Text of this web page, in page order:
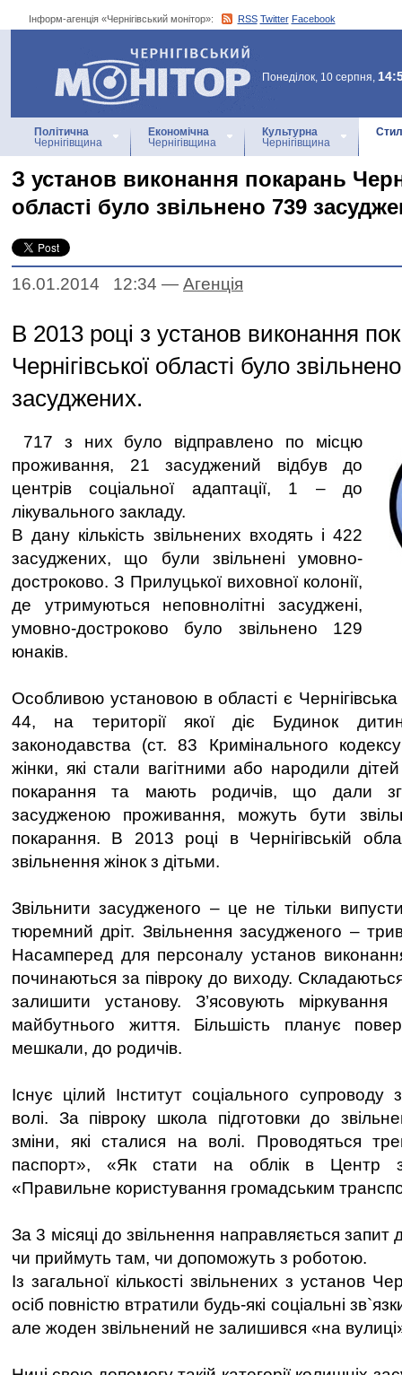
Інформ-агенція «Чернігівський монітор»: RSS Twitter Facebook
Інформ-агенція
«Чернігівський монітор»
Понеділок, 10 серпня,
Політична
Чернігівщина
Економічна
Чернігівщина
Культурна
Чернігівщина
З установ виконання покарань
області було звільнено 739
16.01.2014 12:34 — Агенцiя
В 2013 році з установ виконання
Чернігівської області було
засуджених.
717 з них було відправлено по місцю
проживання, 21 засуджений відбув до
центрів соціальної адаптації, 1 – до
лікувального закладу.
В дану кількість звільнених входять і 422
засуджених, що були звільнені умовно-
достроково. З Прилуцької виховної колонії,
де утримуються неповнолітні засуджені,
умовно-достроково було звільнено 129
юнаків.
Особливою установою в області є
44, на території якої діє Будинок
законодавства (ст. 83 Кримінального
жінки, які стали вагітними або народили
покарання та мають родичів, що дали
засудженою проживання, можуть бути
покарання. В 2013 році в Чернігівській
звільнення жінок з дітьми.
Звільнити засудженого – це не тільки
тюремний дріт. Звільнення засудженого –
Насамперед для персоналу установ
починаються за півроку до виходу.
залишити установу. З’ясовують
майбутнього життя. Більшість планує
мешкали, до родичів.
Існує цілий Інститут соціального супроводу
волі. За півроку школа підготовки до
зміни, які сталися на волі. Проводяться
паспорт», «Як стати на облік в Центр
«Правильне користування громадським
За 3 місяці до звільнення направляється
чи приймуть там, чи допоможуть з роботою.
Із загальної кількості звільнених з установ
осіб повністю втратили будь-які соціальні
але жоден звільнений не залишився «на